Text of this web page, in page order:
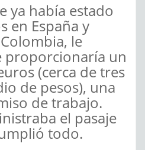
ya había estado
en España y
le
proporcionaría un
(cerca de tres
de pesos), una
de trabajo.
el pasaje
todo.